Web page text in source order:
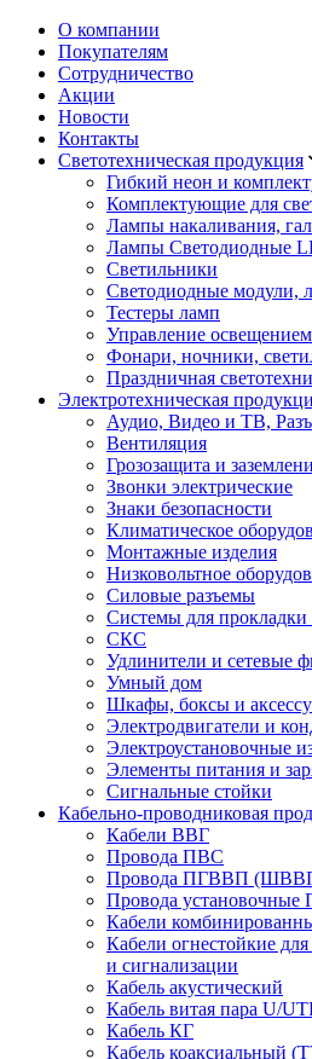
О компании
Покупателям
Сотрудничество
Акции
Новости
Контакты
Светотехническая продукция
Гибкий неон и
Комплектующие для
Лампы накаливания,
Лампы Светодиодные
Светильники
Светодиодные модули,
Тестеры ламп
Управление освещением
Фонари, ночники,
Праздничная
Электротехническая
Аудио, Видео и ТВ,
Вентиляция
Грозозащита и
Звонки электрические
Знаки безопасности
Климатическое
Монтажные изделия
Низковольтное
Силовые разъемы
Системы для
СКС
Удлинители и сетевые
Умный дом
Шкафы, боксы и
Электродвигатели и
Электроустановочные
Элементы питания и
Сигнальные стойки
Кабельно-проводниковая
Кабели ВВГ
Провода ПВС
Провода ПГВВП
Провода
Кабели
Кабели огнестойкие
и сигнализации
Кабель акустический
Кабель витая пара U/
Кабель КГ
Кабель коаксиальный